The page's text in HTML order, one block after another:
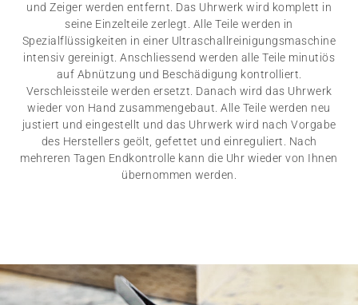
und Zeiger werden entfernt. Das Uhrwerk wird komplett in
seine Einzelteile zerlegt. Alle Teile werden in
Spezialflüssigkeiten in einer Ultraschallreinigungsmaschine
intensiv gereinigt. Anschliessend werden alle Teile minutiös
auf Abnützung und Beschädigung kontrolliert.
Verschleissteile werden ersetzt. Danach wird das Uhrwerk
wieder von Hand zusammengebaut. Alle Teile werden neu
justiert und eingestellt und das Uhrwerk wird nach Vorgabe
des Herstellers geölt, gefettet und einreguliert. Nach
mehreren Tagen Endkontrolle kann die Uhr wieder von Ihnen
übernommen werden.